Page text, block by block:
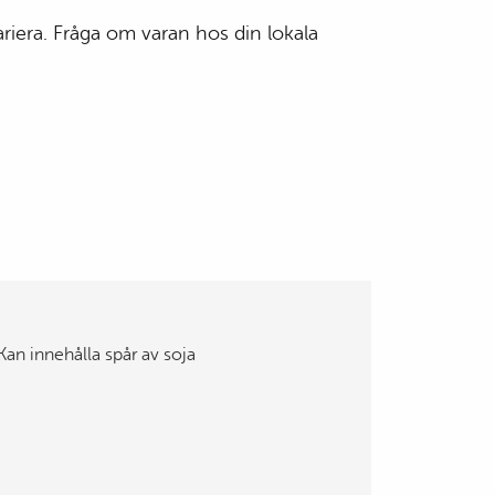
Fråga om varan hos din lokala
innehålla spår av soja